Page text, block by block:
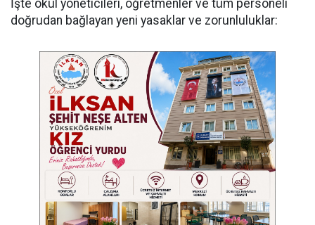
​İşte okul yöneticileri, öğretmenler ve tüm personeli
doğrudan bağlayan yeni yasaklar ve zorunluluklar: